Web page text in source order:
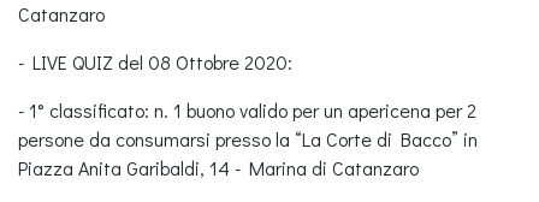
Catanzaro
- LIVE QUIZ del 08 Ottobre 2020:
- 1° classificato: n. 1 buono valido per un apericena per 2
persone da consumarsi presso la “La Corte di Bacco” in
Piazza Anita Garibaldi, 14 - Marina di Catanzaro